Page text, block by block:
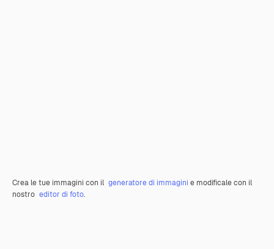
Crea le tue immagini con il generatore di immagini e modificale con il
nostro editor di foto.